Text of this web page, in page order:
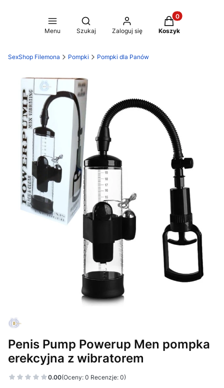
Menu
Otwórz wyszukiwarkę
Szukaj Zaloguj się
Produkty w
Koszyk
SexShop Filemona Pompki Pompki dla Panów
Penis Pump Powerup Men pompka
erekcyjna z wibratorem
0.00(Oceny: 0 Recenzje: 0)